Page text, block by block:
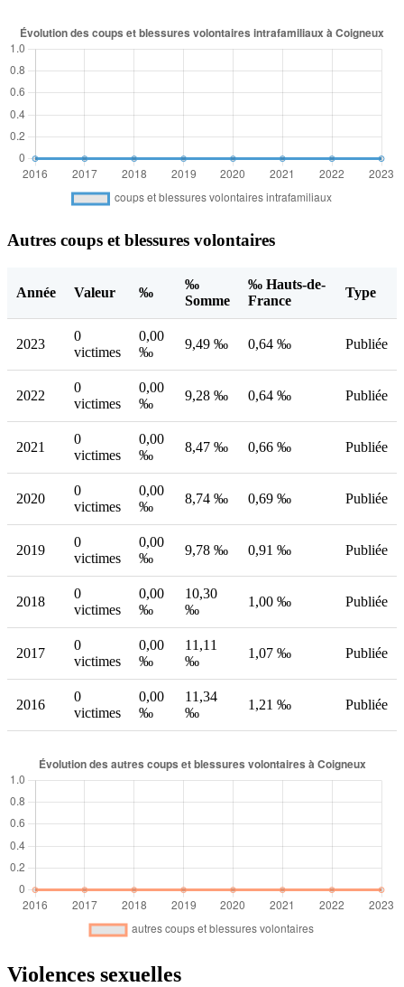
Autres coups et blessures volontaires
Année Valeur ‰
‰
Somme
‰ Hauts-de-
France
Type
2023
0
victimes
0,00
‰
9,49 ‰ 0,64 ‰ Publiée
2022
0
victimes
0,00
‰
9,28 ‰ 0,64 ‰ Publiée
2021
0
victimes
0,00
‰
8,47 ‰ 0,66 ‰ Publiée
2020
0
victimes
0,00
‰
8,74 ‰ 0,69 ‰ Publiée
2019
0
victimes
0,00
‰
9,78 ‰ 0,91 ‰ Publiée
2018
0
victimes
0,00
‰
10,30
‰
1,00 ‰ Publiée
2017
0
victimes
0,00
‰
11,11
‰
1,07 ‰ Publiée
2016
0
victimes
0,00
‰
11,34
‰
1,21 ‰ Publiée
Violences sexuelles